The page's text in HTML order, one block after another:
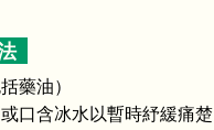
藥油）
口含冰水以暫時紓緩痛楚